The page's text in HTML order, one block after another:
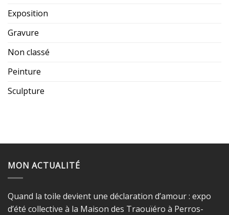
Exposition
Gravure
Non classé
Peinture
Sculpture
MON ACTUALITÉ
Quand la toile devient une déclaration d’amour : expo
d’été collective à la Maison des Traouïéro à Perros-